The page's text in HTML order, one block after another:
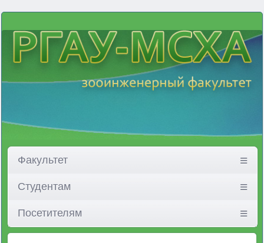
Факультет
Студентам
Посетителям